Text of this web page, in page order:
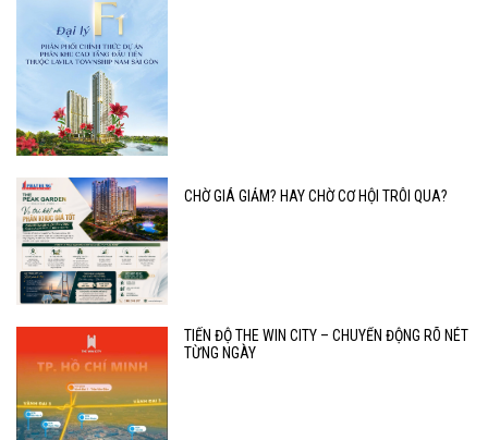
CHỜ GIÁ GIẢM? HAY CHỜ CƠ HỘI TRÔI QUA?
TIẾN ĐỘ THE WIN CITY – CHUYỂN ĐỘNG RÕ NÉT
TỪNG NGÀY